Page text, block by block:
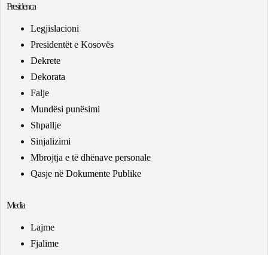
Presidenca
Legjislacioni
Presidentët e Kosovës
Dekrete
Dekorata
Falje
Mundësi punësimi
Shpallje
Sinjalizimi
Mbrojtja e të dhënave personale
Qasje në Dokumente Publike
Media
Lajme
Fjalime